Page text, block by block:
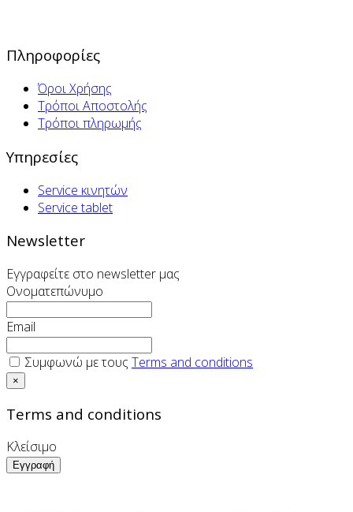
Πληροφορίες
Όροι Χρήσης
Τρόποι Αποστολής
Τρόποι πληρωμής
Υπηρεσίες
Service κινητών
Service tablet
Newsletter
Εγγραφείτε στο newsletter μας
Ονοματεπώνυμο
Email
Συμφωνώ με τους Terms and conditions
×
Terms and conditions
Κλείσιμο